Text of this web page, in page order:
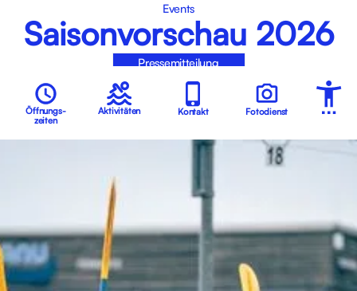
Öffnungs-
zeiten
Aktivitäten Kontakt Fotodienst
Events
Saisonvorschau 2026
Pressemitteilung
Über den Kanupark